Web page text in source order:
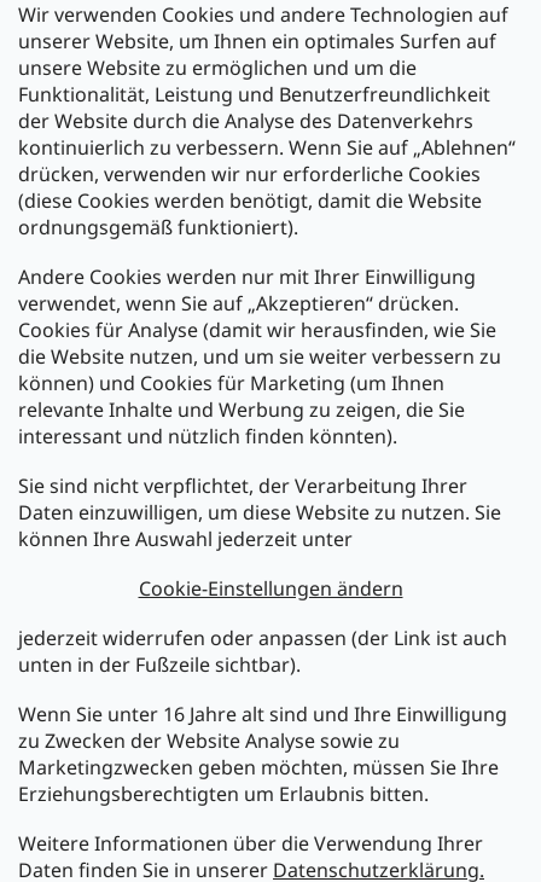
Wir verwenden Cookies und andere Technologien auf
unserer Website, um Ihnen ein optimales Surfen auf
unsere Website zu ermöglichen und um die
Funktionalität, Leistung und Benutzerfreundlichkeit
der Website durch die Analyse des Datenverkehrs
kontinuierlich zu verbessern. Wenn Sie auf „Ablehnen“
drücken, verwenden wir nur erforderliche Cookies
(diese Cookies werden benötigt, damit die Website
ordnungsgemäß funktioniert).
Andere Cookies werden nur mit Ihrer Einwilligung
verwendet, wenn Sie auf „Akzeptieren“ drücken.
Cookies für Analyse (damit wir herausfinden, wie Sie
die Website nutzen, und um sie weiter verbessern zu
können) und Cookies für Marketing (um Ihnen
relevante Inhalte und Werbung zu zeigen, die Sie
interessant und nützlich finden könnten).
Sie sind nicht verpflichtet, der Verarbeitung Ihrer
Daten einzuwilligen, um diese Website zu nutzen. Sie
können Ihre Auswahl jederzeit unter
Cookie-Einstellungen ändern
jederzeit widerrufen oder anpassen (der Link ist auch
unten in der Fußzeile sichtbar).
Wenn Sie unter 16 Jahre alt sind und Ihre Einwilligung
zu Zwecken der Website Analyse sowie zu
Marketingzwecken geben möchten, müssen Sie Ihre
Erziehungsberechtigten um Erlaubnis bitten.
Weitere Informationen über die Verwendung Ihrer
Daten finden Sie in unserer Datenschutzerklärung.
Filiale Ulm
Zahlung und Versand
Versand mit:
Zahlarten:
Newsletter abonnieren
Legen Sie Ihre E-Mail ein und wir werden Ihnen Informationen
über neue Produkte in unserem E-Shop zusenden.
E-Mail
Melden Sie sich jetzt für den mükra Newsletter an,
kostenlos und jederzeit kündbar! Mit der Anmeldung zum
Newsletter bestätigen Sie Ihr Einverständnis mit der
Datenschutzerklärung.
ANMELDEN